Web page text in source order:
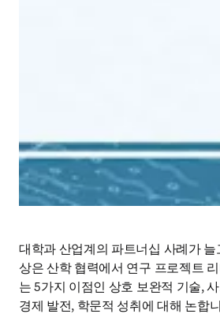
대학과 산업계의 파트너십 사례가 늘
상은 산학 협력에서 연구 프로젝트
는 5가지 이점인 상호 보완적 기술,
경제 발전, 학문적 성취에 대해 논합